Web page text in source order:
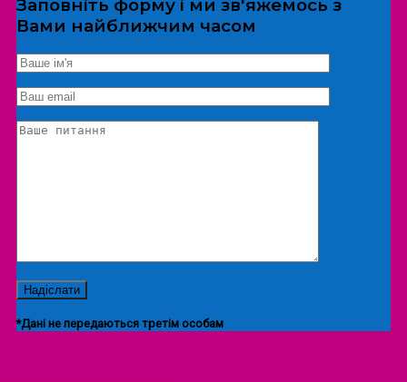
*Дані не передаються третім особам
Екскурсія/локація
Заповніть форму і ми зв'яжемось з
Вами найближчим часом
*Дані не передаються третім особам